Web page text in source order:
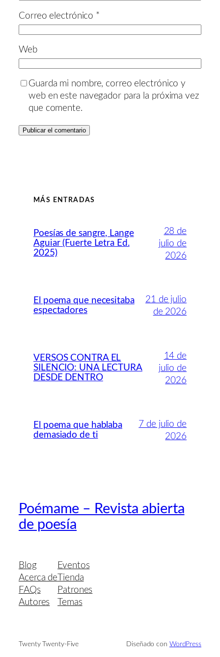
Correo electrónico *
Web
Guarda mi nombre, correo electrónico y
web en este navegador para la próxima vez
que comente.
MÁS ENTRADAS
Poesías de sangre, Lange
Aguiar (Fuerte Letra Ed.
2025)
28 de
julio de
2026
El poema que necesitaba
espectadores
21 de julio
de 2026
VERSOS CONTRA EL
SILENCIO: UNA LECTURA
DESDE DENTRO
14 de
julio de
2026
El poema que hablaba
demasiado de ti
7 de julio de
2026
Poémame – Revista abierta
de poesía
Blog
Acerca de
FAQs
Autores
Eventos
Tienda
Patrones
Temas
Twenty Twenty-Five Diseñado con WordPress